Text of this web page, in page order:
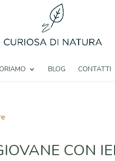
BLOG CONTATTI
CON